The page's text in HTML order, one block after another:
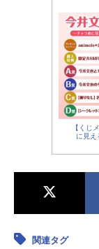
【くじ
に見え
関連タグ